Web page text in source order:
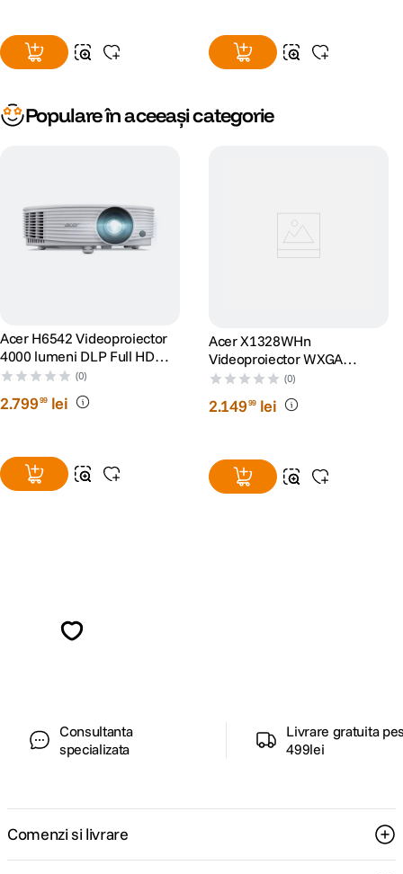
Populare în aceeași categorie
Acer H6542 Videoproiector
4000 lumeni DLP Full HD
16:9 HDMI VGA Boxe 3W Alb
(0)
2.79999 lei
Acer X1328WHn
Videoproiector WXGA
1280x800 5.000 Lumeni
Difuzor 3W Negru
(0)
2.14999 lei
Consultanta
specializata
Livrare gratuita
499lei
Comenzi si livrare